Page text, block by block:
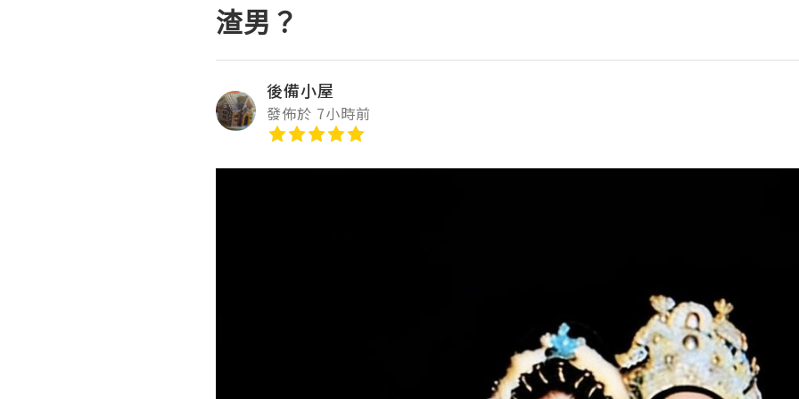
渣男？
後備小屋
發佈於 7小時前